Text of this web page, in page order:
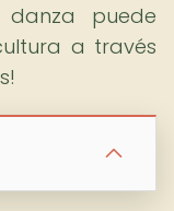
puede
a través